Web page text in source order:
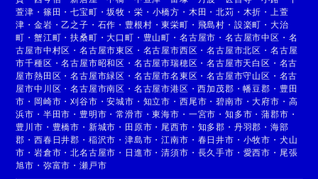
萱津 ・ 篠田 ・七宝町 ・坂牧 ・ 栄 ・ 小橋方 ・ 木田 ・北苅 ・ 木折 ・
上萱
津 ・金岩 ・乙之子 ・ 石作 ・ 豊根村 ・東栄町 ・ 飛島村 ・ 設楽町 ・ 大治
町 ・蟹江町 ・扶桑町 ・大口町 ・ 豊山町 ・ 名古屋市 ・ 名古屋市中区 ・ 名
古屋市中村区 ・名古屋市東区 ・ 名古屋市西区 ・名古屋市北区 ・ 名古屋
市千種区 ・名古屋市昭和区 ・ 名古屋市瑞穂区 ・名古屋市天白区 ・ 名古
屋市熱田区 ・名古屋市緑区 ・ 名古屋市名東区 ・名古屋市守山区 ・ 名古
屋市中川区 ・名古屋市南区 ・ 名古屋市港区 ・西加茂郡 ・幡豆郡 ・ 豊田
市 ・ 岡崎市 ・刈谷市 ・安城市 ・ 知立市 ・ 西尾市 ・碧南市 ・大府市 ・ 高
浜市 ・ 半田市 ・ 豊明市 ・常滑市 ・東海市 ・ 一宮市 ・ 知多市 ・蒲郡市 ・
豊川市 ・ 豊橋市 ・ 新城市 ・ 田原市 ・ 尾西市 ・ 知多郡 ・ 丹羽郡 ・ 海部
郡 ・西春日井郡 ・ 稲沢市 ・津島市 ・江南市 ・ 春日井市 ・ 小牧市 ・ 犬山
市 ・岩倉市 ・北名古屋市 ・ 日進市 ・清須市 ・ 長久手市 ・ 愛西市 ・ 尾張
旭市 ・ 弥富市 ・瀬戸市